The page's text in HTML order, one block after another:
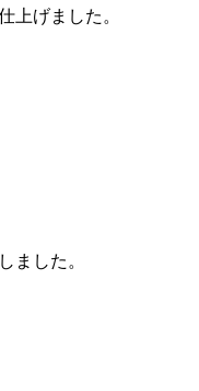
上げました。
ました。